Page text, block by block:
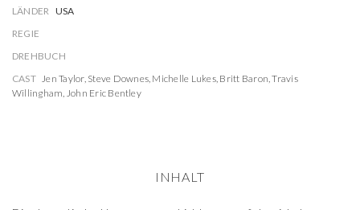
LÄNDER USA
REGIE
DREHBUCH
CAST Jen Taylor, Steve Downes, Michelle Lukes, Britt Baron,Travis
Willingham, John Eric Bentley
INHALT